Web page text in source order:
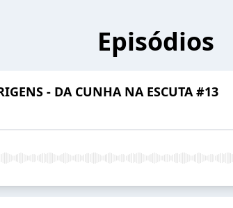
Episódios
- DA CUNHA NA ESCUTA #13